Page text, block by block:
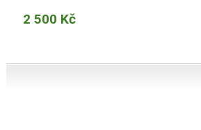
2 500 Kč